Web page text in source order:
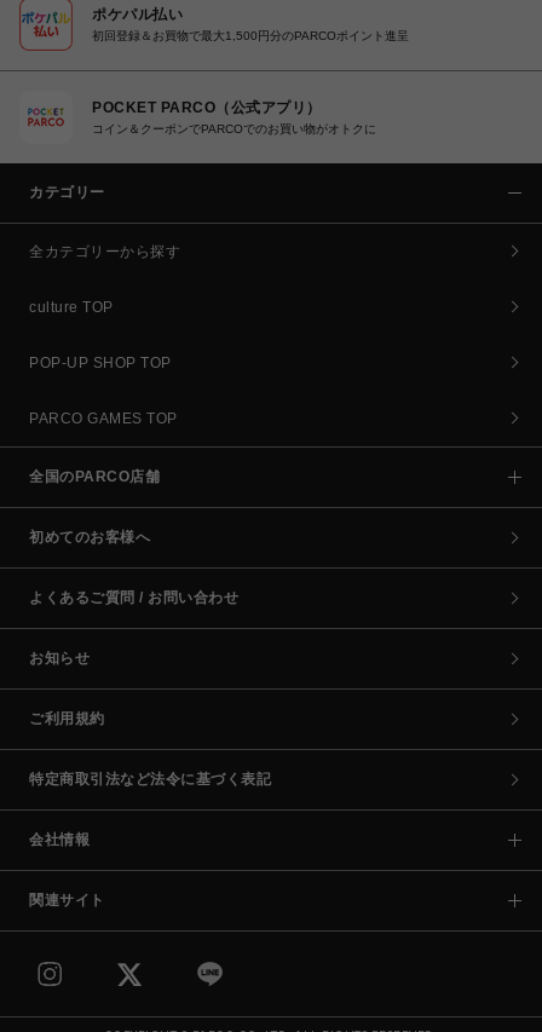
ポケパル払い
初回登録＆お買物で最大1,500円分のPARCOポイント進呈
POCKET PARCO（公式アプリ）
コイン＆クーポンでPARCOでのお買い物がオトクに
カテゴリー
全カテゴリーから探す
culture TOP
POP-UP SHOP TOP
PARCO GAMES TOP
全国のPARCO店舗
初めてのお客様へ
よくあるご質問 / お問い合わせ
お知らせ
ご利用規約
特定商取引法など法令に基づく表記
会社情報
関連サイト